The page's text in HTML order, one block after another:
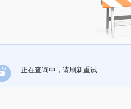
正在查询中，请刷新重试